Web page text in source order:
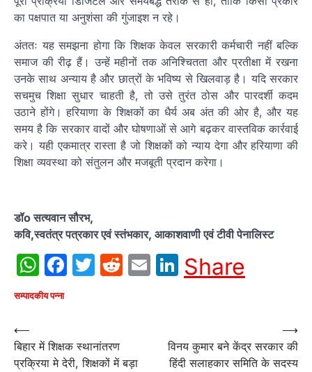
का पक्षपात या अनुशंसा की गुंजाइश न रहे।
अंततः यह समझना होगा कि शिक्षक केवल सरकारी कर्मचारी नहीं बल्कि
समाज की रीढ़ हैं। उन्हें महीनों तक अनिश्चितता और प्रतीक्षा में रखना
उनके साथ अन्याय है और छात्रों के भविष्य से खिलवाड़ है। यदि सरकार
सचमुच शिक्षा सुधार चाहती है, तो उसे तुरंत ठोस और पारदर्शी कदम
उठाने होंगे। हरियाणा के शिक्षकों का धैर्य अब अंत की ओर है, और यह
समय है कि सरकार वादों और घोषणाओं से आगे बढ़कर वास्तविक कार्रवाई
करे। यही एकमात्र रास्ता है जो शिक्षकों को न्याय देगा और हरियाणा की
शिक्षा व्यवस्था को संतुलन और मजबूती प्रदान करेगा।
डॉo सत्यवान सौरभ,
कवि,स्वतंत्र पत्रकार एवं स्तंभकार, आकाशवाणी एवं टीवी पेनालिस्ट
WhatsApp
Facebook
Twitter
Reddit
EmailLinkedIn
Share
सम्पादकीय पन्ना
Post
navigation
⟵
बिहार में शिक्षक स्थानांतरण
प्रक्रिया मे देरी, शिक्षकों में बड़ा
विनय कुमार बने केंद्र सरकार की
हिंदी सलाहकार समिति के सदस्य
⟶